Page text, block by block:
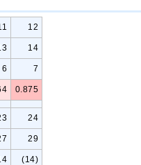
12
14
6 7
0.875
24
29
(14)